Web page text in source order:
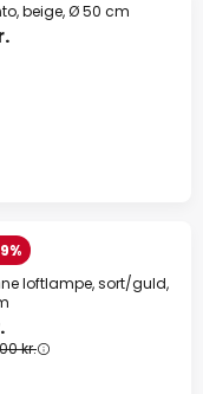
beige, Ø 50 cm
loftlampe, sort/guld,
kr.